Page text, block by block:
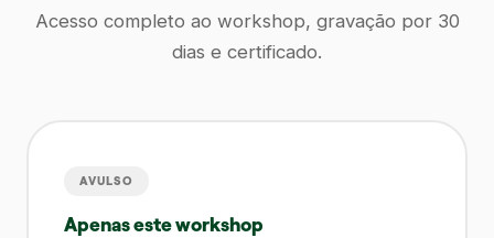
Acesso completo ao workshop, gravação por 30
dias e certificado.
AVULSO
Apenas este workshop